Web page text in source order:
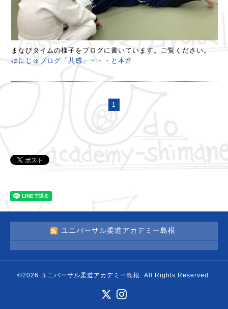
まなびタイムの様子をブログに書いています。ご覧ください。
ゆにじゅブログ「共感」・・・と本音
1
ユニバーサル柔道アカデミー島根
©2026 ユニバーサル柔道アカデミー島根 . All Rights Reserved.